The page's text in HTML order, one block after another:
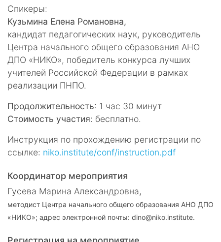
Спикеры:
Кузьмина Елена Романовна,
кандидат педагогических наук, руководитель
Центра начального общего образования АНО
ДПО «НИКО», победитель конкурса лучших
учителей Российской Федерации в рамках
реализации ПНПО.
Продолжительность: 1 час 30 минут
Стоимость участия: бесплатно.
Инструкция по прохождению регистрации по
ссылке: niko.institute/conf/instruction.pdf
Координатор мероприятия
Гусева Марина Александровна,
методист Центра начального общего образования АНО ДПО
«НИКО»; адрес электронной почты: dino@niko.institute.